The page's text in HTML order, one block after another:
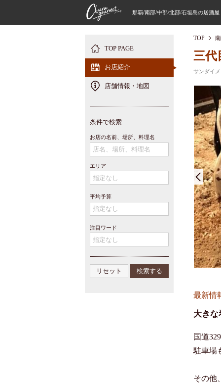
那覇/南部/中部/北部/石垣島の居酒屋
TOP
三代
サンダイ
最新情
大きな
国道
駐車場
その他
TOP PAGE
お店紹介
店舗情報・地図
条件で検索
お店の名前、場所、料理名
エリア
平均予算
注目ワード